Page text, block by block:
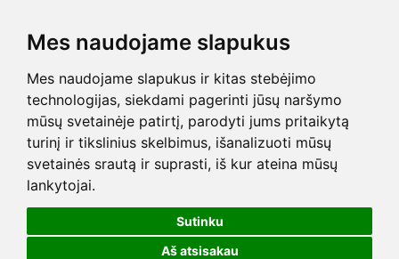
Mes naudojame slapukus
Mes naudojame slapukus ir kitas stebėjimo
technologijas, siekdami pagerinti jūsų naršymo
mūsų svetainėje patirtį, parodyti jums pritaikytą
turinį ir tikslinius skelbimus, išanalizuoti mūsų
svetainės srautą ir suprasti, iš kur ateina mūsų
lankytojai.
Sutinku
Aš atsisakau